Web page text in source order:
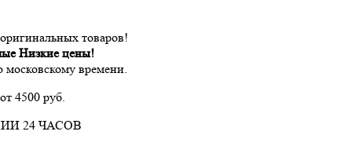
товаров!
Низкие цены!
московскому времени.
4500 руб.
24 ЧАСОВ